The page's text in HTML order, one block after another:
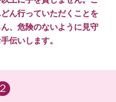
ん行っていただくことを
、危険のないように見守
伝いします。
２